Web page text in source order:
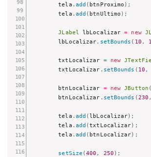
        tela
. add ( btnProximo ) ;
        tela
. add ( btnUltimo ) ;
JLabel lbLocalizar = new
        lbLocalizar
. setBounds ( 10 ,
        txtLocalizar
= new
        txtLocalizar
. setBounds ( 10 ,
        btnLocalizar
= new JButton (
        btnLocalizar
. setBounds (230 ,
        tela
. add (lbLocalizar) ;
        tela
. add (txtLocalizar) ;
        tela
. add ( btnLocalizar) ;
setSize (400 , 250 ) ;